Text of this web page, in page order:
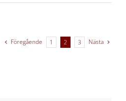
Föregående 1 2 3 Nästa